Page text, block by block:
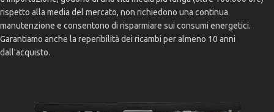
rispetto alla media del mercato, non richiedono una continua
manutenzione e consentono di risparmiare sui consumi energetici.
Garantiamo anche la reperibilità dei ricambi per almeno 10 anni
dall'acquisto.